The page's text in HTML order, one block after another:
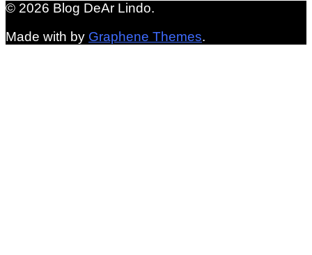
© 2026 Blog DeAr Lindo.
Made with by Graphene Themes.